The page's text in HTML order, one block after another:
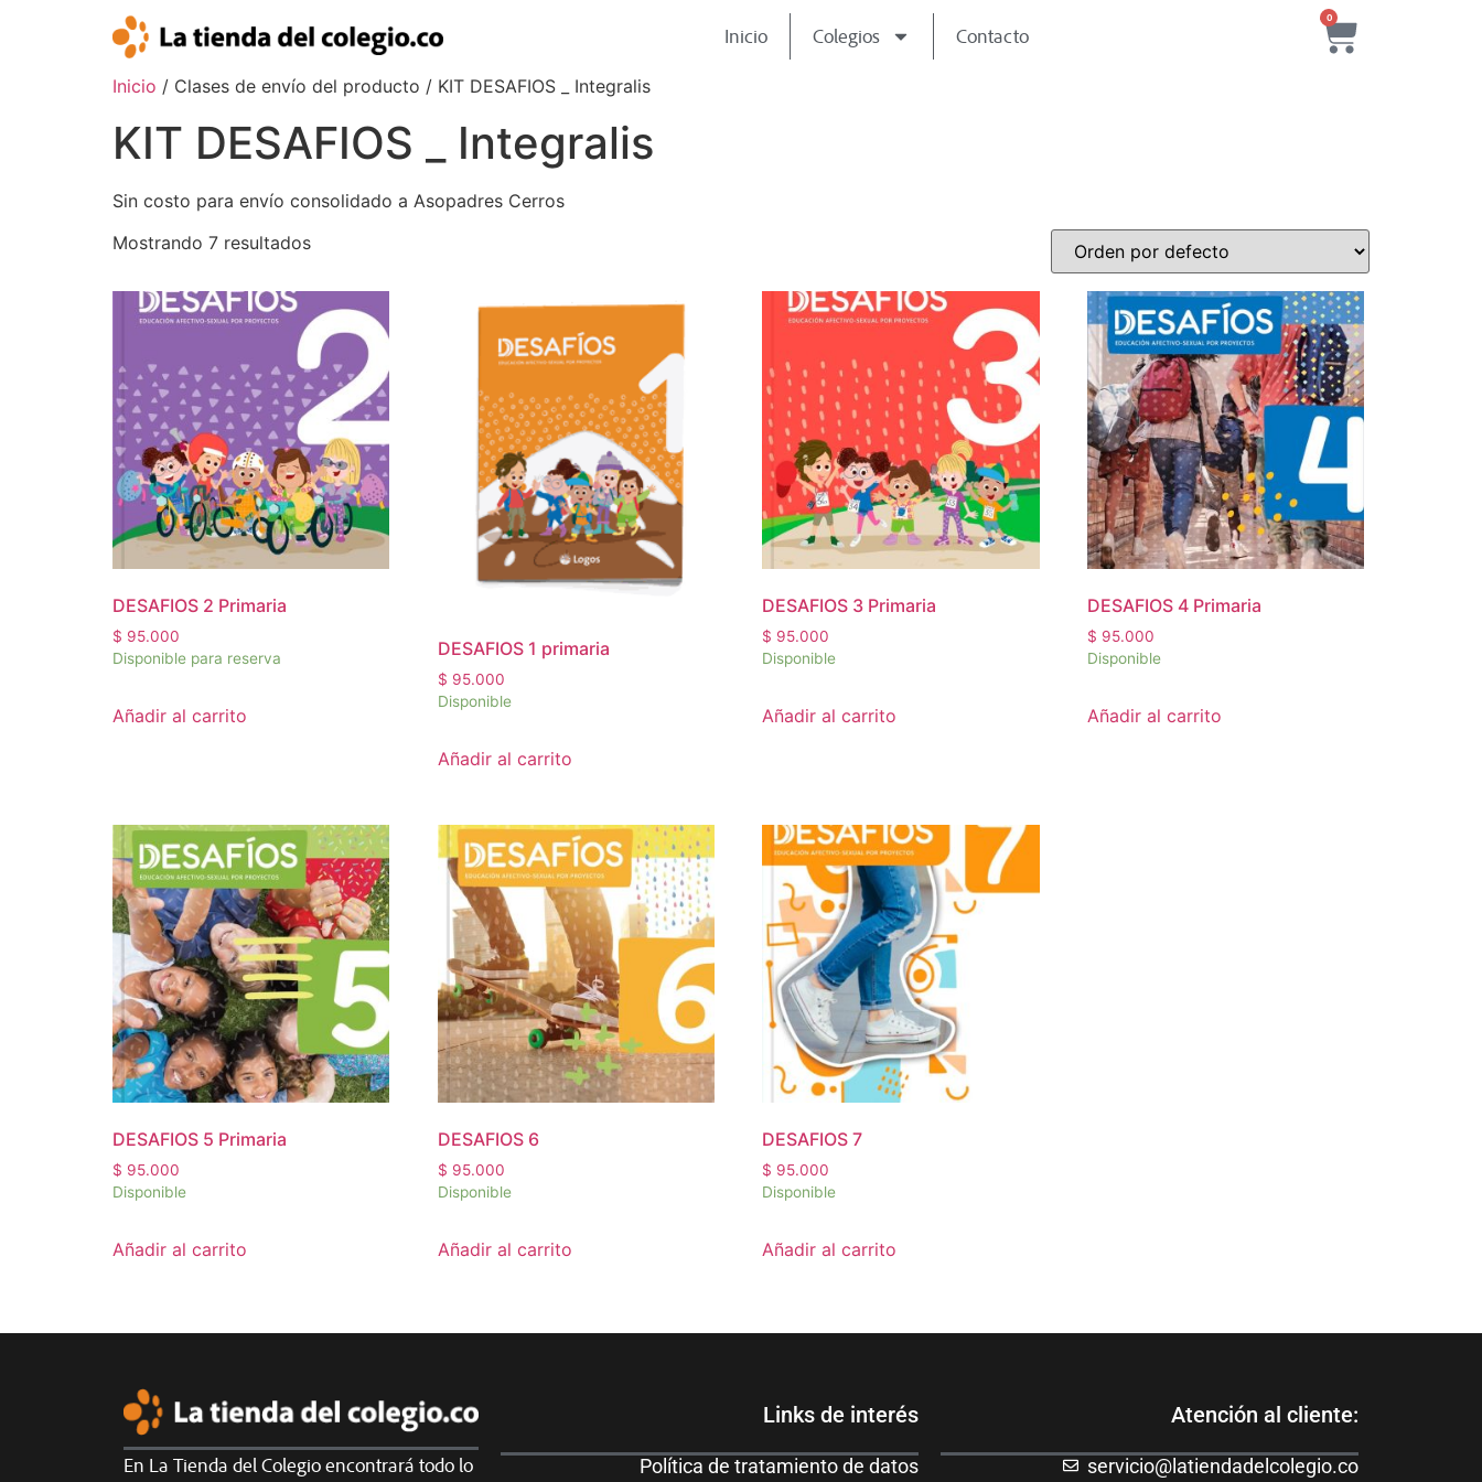
Inicio Colegios Contacto
0
Inicio / Clases de envío del producto / KIT DESAFIOS _ Integralis
KIT DESAFIOS _ Integralis
Sin costo para envío consolidado a Asopadres Cerros
Mostrando 7 resultados
DESAFIOS 2 Primaria
$ 95.000
Disponible para reserva
Añadir al carrito
DESAFIOS 1 primaria
$ 95.000
Disponible
Añadir al carrito
DESAFIOS 3 Primaria
$ 95.000
Disponible
Añadir al carrito
DESAFIOS 4 Primaria
$ 95.000
Disponible
Añadir al carrito
DESAFIOS 5 Primaria
$ 95.000
Disponible
Añadir al carrito
DESAFIOS 6
$ 95.000
Disponible
Añadir al carrito
DESAFIOS 7
$ 95.000
Disponible
Añadir al carrito
En La Tienda del Colegio encontrará todo lo
Links de interés
Política de tratamiento de datos
Atención al cliente:
servicio@latiendadelcolegio.co